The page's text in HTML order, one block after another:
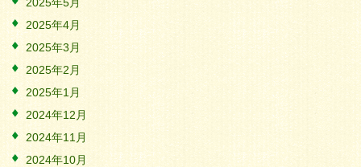
2025年4月
2025年3月
2025年2月
2025年1月
2024年12月
2024年11月
2024年10月